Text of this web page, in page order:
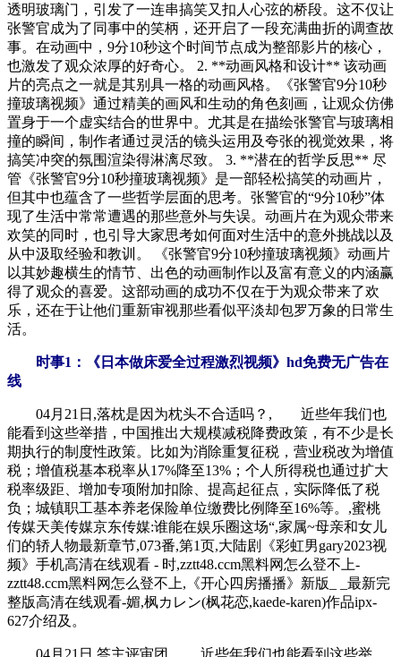
透明玻璃门，引发了一连串搞笑又扣人心弦的桥段。这不仅让
张警官成为了同事中的笑柄，还开启了一段充满曲折的调查故
事。在动画中，9分10秒这个时间节点成为整部影片的核心，
也激发了观众浓厚的好奇心。 2. **动画风格和设计** 该动画
片的亮点之一就是其别具一格的动画风格。《张警官9分10秒
撞玻璃视频》通过精美的画风和生动的角色刻画，让观众仿佛
置身于一个虚实结合的世界中。尤其是在描绘张警官与玻璃相
撞的瞬间，制作者通过灵活的镜头运用及夸张的视觉效果，将
搞笑冲突的氛围渲染得淋漓尽致。 3. **潜在的哲学反思** 尽
管《张警官9分10秒撞玻璃视频》是一部轻松搞笑的动画片，
但其中也蕴含了一些哲学层面的思考。张警官的“9分10秒”体
现了生活中常常遭遇的那些意外与失误。动画片在为观众带来
欢笑的同时，也引导大家思考如何面对生活中的意外挑战以及
从中汲取经验和教训。 《张警官9分10秒撞玻璃视频》动画片
以其妙趣横生的情节、出色的动画制作以及富有意义的内涵赢
得了观众的喜爱。这部动画的成功不仅在于为观众带来了欢
乐，还在于让他们重新审视那些看似平淡却包罗万象的日常生
活。
时事1：《日本做床爱全过程激烈视频》hd免费无广告在
线
04月21日,落枕是因为枕头不合适吗？, 近些年我们也
能看到这些举措，中国推出大规模减税降费政策，有不少是长
期执行的制度性政策。比如为消除重复征税，营业税改为增值
税；增值税基本税率从17%降至13%；个人所得税也通过扩大
税率级距、增加专项附加扣除、提高起征点，实际降低了税
负；城镇职工基本养老保险单位缴费比例降至16%等。,蜜桃
传媒天美传媒京东传媒:谁能在娱乐圈这场“,家属~母亲和女儿
们的轿人物最新章节,073番,第1页,大陆剧《彩虹男gary2023视
频》手机高清在线观看 - 时,zztt48.ccm黑料网怎么登不上-
zztt48.ccm黑料网怎么登不上,《开心四房播播》新版_ _最新完
整版高清在线观看-媚,枫カレン(枫花恋,kaede-karen)作品ipx-
627介绍及。
04月21日,答主评审团, 近些年我们也能看到这些举